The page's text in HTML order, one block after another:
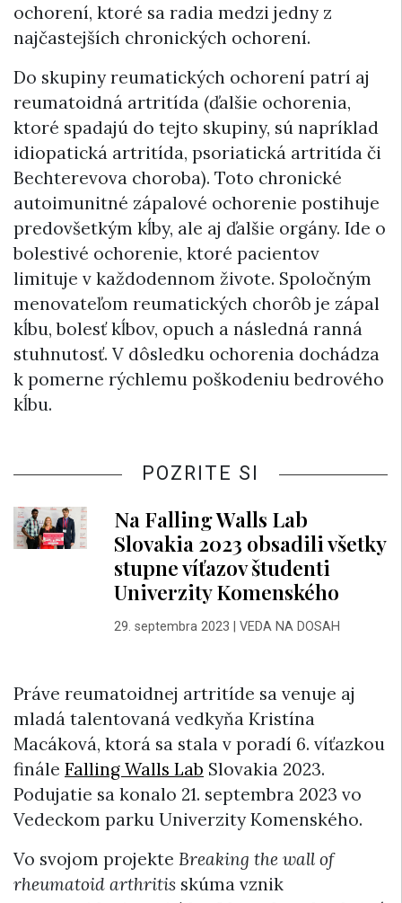
ochorení, ktoré sa radia medzi jedny z
najčastejších chronických ochorení.
Do skupiny reumatických ochorení patrí aj
reumatoidná artritída (ďalšie ochorenia,
ktoré spadajú do tejto skupiny, sú napríklad
idiopatická artritída, psoriatická artritída či
Bechterevova choroba). Toto chronické
autoimunitné zápalové ochorenie postihuje
predovšetkým kĺby, ale aj ďalšie orgány. Ide o
bolestivé ochorenie, ktoré pacientov
limituje v každodennom živote. Spoločným
menovateľom reumatických chorôb je zápal
kĺbu, bolesť kĺbov, opuch a následná ranná
stuhnutosť. V dôsledku ochorenia dochádza
k pomerne rýchlemu poškodeniu bedrového
kĺbu.
POZRITE SI
Na Falling Walls Lab
Slovakia 2023 obsadili všetky
stupne víťazov študenti
Univerzity Komenského
29. septembra 2023 VEDA NA DOSAH
Práve reumatoidnej artritíde sa venuje aj
mladá talentovaná vedkyňa Kristína
Macáková, ktorá sa stala v poradí 6. víťazkou
finále Falling Walls Lab Slovakia 2023.
Podujatie sa konalo 21. septembra 2023 vo
Vedeckom parku Univerzity Komenského.
Vo svojom projekte Breaking the wall of
rheumatoid arthritis skúma vznik